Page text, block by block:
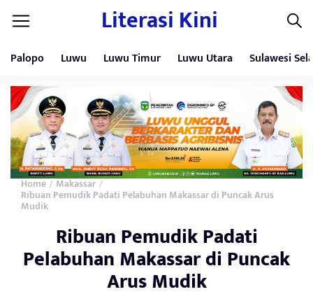
Literasi Kini
Palopo Luwu Luwu Timur Luwu Utara Sulawesi
Home / Makassar /
Ribuan Pemudik Padati Pelabuhan Makassar di Puncak Arus
Mudik
Ribuan Pemudik Padati
Pelabuhan Makassar di Puncak
Arus Mudik